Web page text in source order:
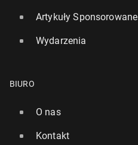
Artykuły Sponsorowane
Wydarzenia
BIURO
O nas
Kontakt